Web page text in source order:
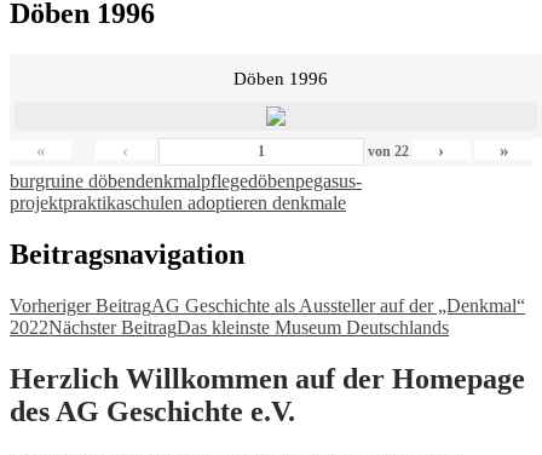
Döben 1996
Döben 1996
« ‹ von 22 › »
burgruine döbendenkmalpflegedöbenpegasus-
projektpraktikaschulen adoptieren denkmale
Beitragsnavigation
Vorheriger BeitragAG Geschichte als Aussteller auf der „Denkmal“
2022Nächster BeitragDas kleinste Museum Deutschlands
Herzlich Willkommen auf der Homepage
des AG Geschichte e.V.